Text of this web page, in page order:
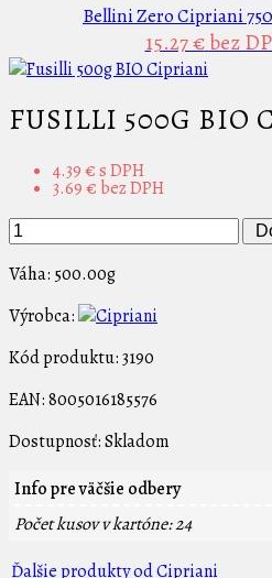
Bellini Zero Cipriani
15.27 € bez
FUSILLI 500G BIO
4.39 €s DPH
3.69 € bez DPH
Váha: 500.00g
Výrobca:
Kód produktu:3190
EAN:8005016185576
Dostupnosť:Skladom
Info pre väčšie odbery
Počet kusov v kartóne: 24
Ďalšie produkty od Cipriani